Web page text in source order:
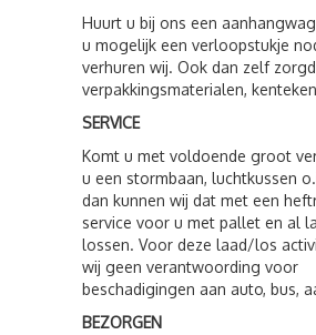
Huurt u bij ons een
u mogelijk een verloopstukje
verhuren wij. Ook dan zelf
verpakkingsmaterialen,
SERVICE
Komt u met voldoende groot
u een stormbaan, luchtkussen
dan kunnen wij dat met een
service voor u met pallet en al
lossen. Voor deze laad/los
wij geen verantwoording voor
beschadigingen aan auto, bus,
BEZORGEN